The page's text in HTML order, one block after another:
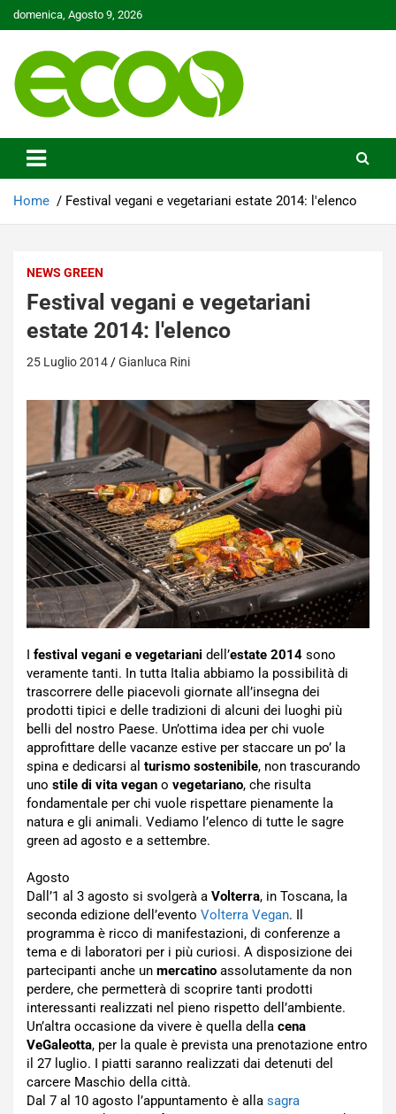
Skip
to
domenica, Agosto 9, 2026
Ecoo.it
Home Festival vegani e vegetariani estate 2014: l'elenco
NEWS GREEN
Festival vegani e vegetariani
estate 2014: l'elenco
25 Luglio 2014 Gianluca Rini
I festival vegani e vegetariani dell’estate 2014 sono
veramente tanti. In tutta Italia abbiamo la possibilità di
trascorrere delle piacevoli giornate all’insegna dei
prodotti tipici e delle tradizioni di alcuni dei luoghi più
belli del nostro Paese. Un’ottima idea per chi vuole
approfittare delle vacanze estive per staccare un po’ la
spina e dedicarsi al turismo sostenibile, non trascurando
uno stile di vita vegan o vegetariano, che risulta
fondamentale per chi vuole rispettare pienamente la
natura e gli animali. Vediamo l’elenco di tutte le sagre
green ad agosto e a settembre.
Agosto
Dall’1 al 3 agosto si svolgerà a Volterra, in Toscana, la
seconda edizione dell’evento Volterra Vegan. Il
programma è ricco di manifestazioni, di conferenze a
tema e di laboratori per i più curiosi. A disposizione dei
partecipanti anche un mercatino assolutamente da non
perdere, che permetterà di scoprire tanti prodotti
interessanti realizzati nel pieno rispetto dell’ambiente.
Un’altra occasione da vivere è quella della cena
VeGaleotta, per la quale è prevista una prenotazione entro
il 27 luglio. I piatti saranno realizzati dai detenuti del
carcere Maschio della città.
Dal 7 al 10 agosto l’appuntamento è alla sagra